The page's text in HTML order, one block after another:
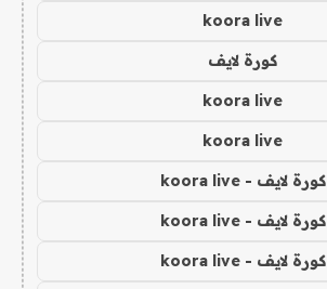
koora live
كورة لايف
koora live
koora live
كورة لايف - koora live
كورة لايف - koora live
كورة لايف - koora live